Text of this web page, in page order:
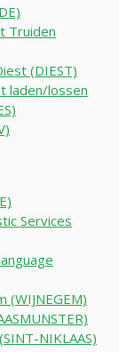
Truiden
(DIEST)
laden/lossen
Services
(WIJNEGEM)
NIKLAAS)